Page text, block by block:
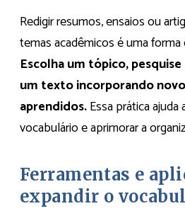
Redigir resumos, ensaios ou
temas acadêmicos é uma forma
Escolha um tópico,
um texto incorporando
aprendidos.Essa prática
vocabulário e aprimorar a
Ferramentas e
expandir o